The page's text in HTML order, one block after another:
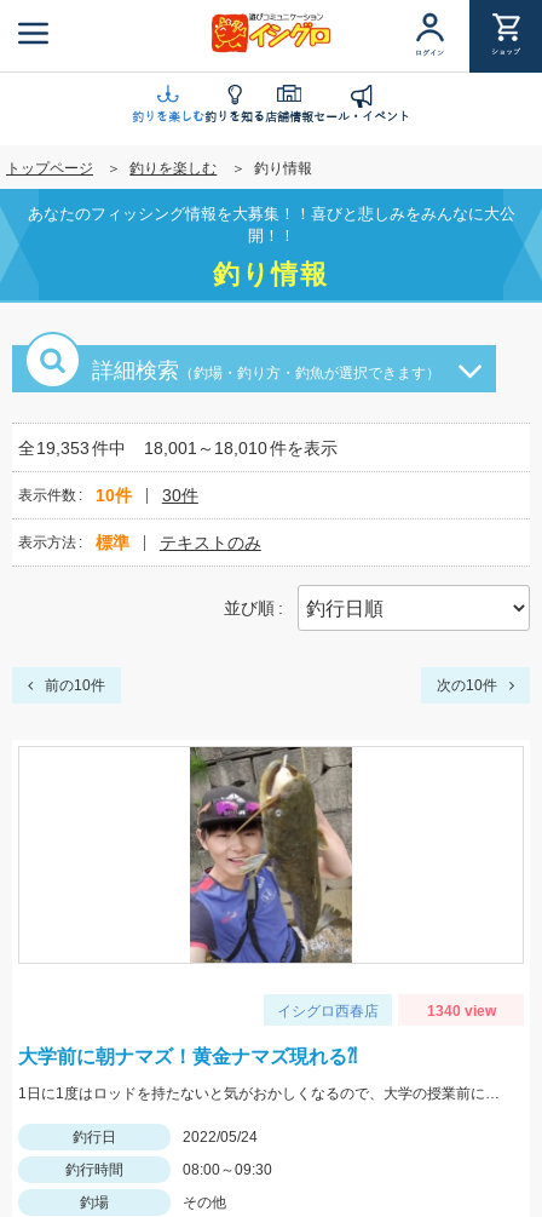
ン
に
移
動
ログイン ショップ
釣りを楽しむ釣りを知る店舗情報セール・イベント
トップページ 釣りを楽しむ 釣り情報
あなたのフィッシング情報を大募集！！喜びと悲しみをみんなに大公
開！！
釣り情報
詳細検索 （釣場・釣り方・釣魚が選択できます）
全19,353件中 18,001～18,010件を表示
表示件数 10件 30件
表示方法 標準 テキストのみ
並び順
前の10件 次の10件
イシグロ西春店 1340 view
大学前に朝ナマズ！黄金ナマズ現れる⁈
1日に1度はロッドを持たないと気がおかしくなるので、大学の授業前にナマズと遊んできました。
釣行日
2022/05/24
釣行時間
08:00～09:30
釣場
その他